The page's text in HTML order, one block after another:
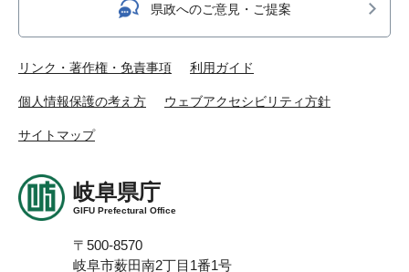
県政へのご意見・ご提案
リンク・著作権・免責事項 利用ガイド
個人情報保護の考え方 ウェブアクセシビリティ方針
サイトマップ
岐阜県庁
GIFU Prefectural Office
〒500-8570
岐阜市薮田南2丁目1番1号